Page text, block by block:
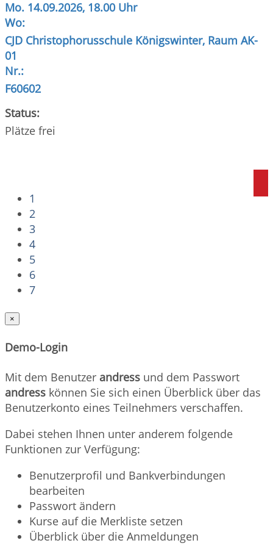
Mo. 14.09.2026, 18.00 Uhr
Wo:
CJD Christophorusschule Königswinter, Raum AK-
01
Nr.:
F60602
Status:
Plätze frei
1
2
3
4
5
6
7
×
Demo-Login
Mit dem Benutzer andress und dem Passwort
andress können Sie sich einen Überblick über das
Benutzerkonto eines Teilnehmers verschaffen.
Dabei stehen Ihnen unter anderem folgende
Funktionen zur Verfügung:
Benutzerprofil und Bankverbindungen
bearbeiten
Passwort ändern
Kurse auf die Merkliste setzen
Überblick über die Anmeldungen